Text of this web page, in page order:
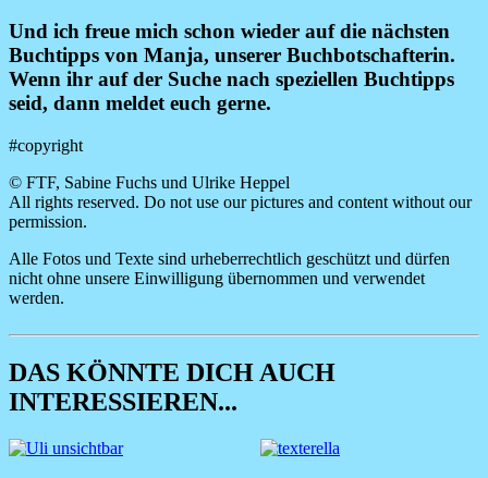
Und ich freue mich schon wieder auf die nächsten
Buchtipps von Manja, unserer Buchbotschafterin.
Wenn ihr auf der Suche nach speziellen Buchtipps
seid, dann meldet euch gerne.
#copyright
© FTF, Sabine Fuchs und Ulrike Heppel
All rights reserved. Do not use our pictures and content without our
permission.
Alle Fotos und Texte sind urheberrechtlich geschützt und dürfen
nicht ohne unsere Einwilligung übernommen und verwendet
werden.
DAS KÖNNTE DICH AUCH
INTERESSIEREN...